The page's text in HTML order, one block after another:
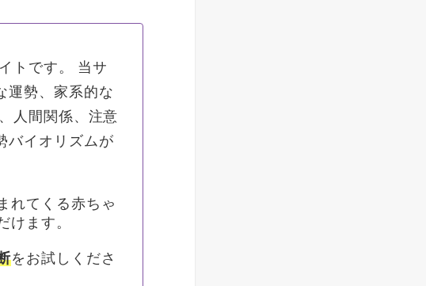
トです。
当サ
運勢、家系的な
人間関係、注意
バイオリズムが
れてくる赤ちゃ
けます。
をお試しくださ